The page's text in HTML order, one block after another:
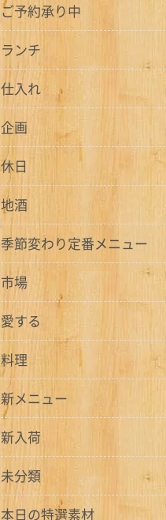
ご予約承り中
ランチ
仕入れ
企画
休日
地酒
季節変わり定番メニュー
市場
愛する
料理
新メニュー
新入荷
未分類
本日の特選素材